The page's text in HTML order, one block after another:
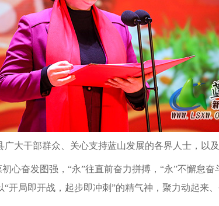
大干部群众、关心支持蓝山发展的各界人士，以
心奋发图强，“永”往直前奋力拼搏，“永”不懈怠
开局即开战，起步即冲刺”的精气神，聚力动起来